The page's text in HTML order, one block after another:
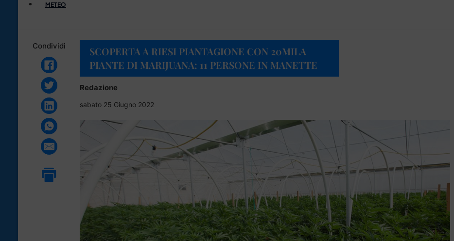
METEO
Condividi
SCOPERTA A RIESI PIANTAGIONE CON 20MILA
PIANTE DI MARIJUANA: 11 PERSONE IN MANETTE
Redazione
sabato 25 Giugno 2022